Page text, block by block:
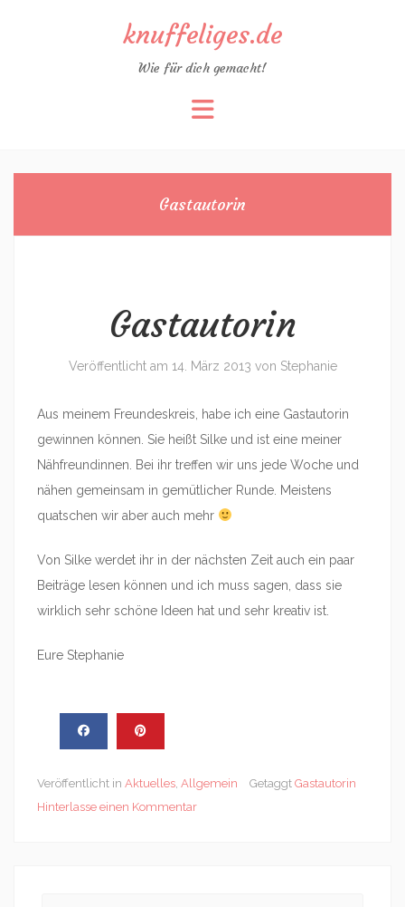
knuffeliges.de
Wie für dich gemacht!
Gastautorin
Gastautorin
Veröffentlicht am 14. März 2013 von Stephanie
Aus meinem Freundeskreis, habe ich eine Gastautorin
gewinnen können. Sie heißt Silke und ist eine meiner
Nähfreundinnen. Bei ihr treffen wir uns jede Woche und
nähen gemeinsam in gemütlicher Runde. Meistens
quatschen wir aber auch mehr
Von Silke werdet ihr in der nächsten Zeit auch ein paar
Beiträge lesen können und ich muss sagen, dass sie
wirklich sehr schöne Ideen hat und sehr kreativ ist.
Eure Stephanie
Veröffentlicht in Aktuelles, Allgemein Getaggt Gastautorin
Hinterlasse einen Kommentar